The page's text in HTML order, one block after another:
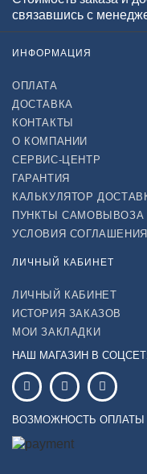
связавшись с
ИНФОРМАЦИЯ
ОПЛАТА
ДОСТАВКА
КОНТАКТЫ
О КОМПАНИИ
СЕРВИС-ЦЕНТР
ГАРАНТИЯ
КАЛЬКУЛЯТОР
ПУНКТЫ САМОВЫВОЗА
УСЛОВИЯ СОГЛАШЕНИЯ
ЛИЧНЫЙ КАБИНЕТ
ЛИЧНЫЙ КАБИНЕТ
ИСТОРИЯ ЗАКАЗОВ
МОИ ЗАКЛАДКИ
НАШ МАГАЗИН В
ВОЗМОЖНОСТЬ ОПЛАТЫ